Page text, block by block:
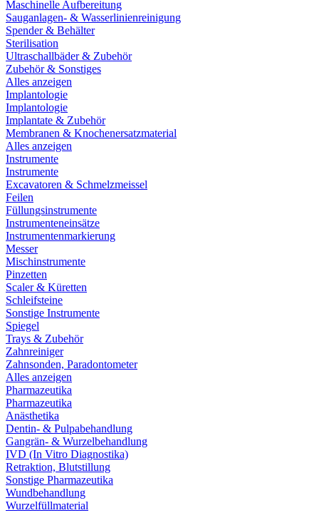
Maschinelle Aufbereitung
Sauganlagen- & Wasserlinienreinigung
Spender & Behälter
Sterilisation
Ultraschallbäder & Zubehör
Zubehör & Sonstiges
Alles anzeigen
Implantologie
Implantologie
Implantate & Zubehör
Membranen & Knochenersatzmaterial
Alles anzeigen
Instrumente
Instrumente
Excavatoren & Schmelzmeissel
Feilen
Füllungsinstrumente
Instrumenteneinsätze
Instrumentenmarkierung
Messer
Mischinstrumente
Pinzetten
Scaler & Küretten
Schleifsteine
Sonstige Instrumente
Spiegel
Trays & Zubehör
Zahnreiniger
Zahnsonden, Paradontometer
Alles anzeigen
Pharmazeutika
Pharmazeutika
Anästhetika
Dentin- & Pulpabehandlung
Gangrän- & Wurzelbehandlung
IVD (In Vitro Diagnostika)
Retraktion, Blutstillung
Sonstige Pharmazeutika
Wundbehandlung
Wurzelfüllmaterial